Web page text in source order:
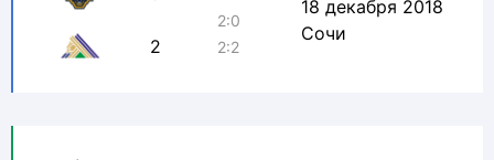
2
2:0
2:2
18 декабря 2018
Сочи